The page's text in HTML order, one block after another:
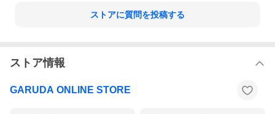
ストアに質問を投稿する
ストア情報
GARUDA ONLINE STORE